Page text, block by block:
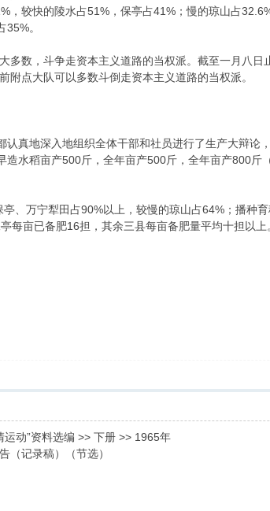
，较快的陵水占51%，保亭占41%；慢的琼山占
。
多数，斗争走资本主义道路的当权派。截至一月八
点大队可以多数斗倒走资本主义道路的当权派。
认真地深入地组织全体干部和社员进行了生产大辩论
造水稻亩产500斤，全年亩产500斤，全年亩产800
、万宁犁田占90%以上，较慢的琼山占64%；播种
每亩已备肥16担，其余三县每亩备肥量平均十担以
动”资料选编 >> 下册 >> 1965年
（记录稿）（节选）